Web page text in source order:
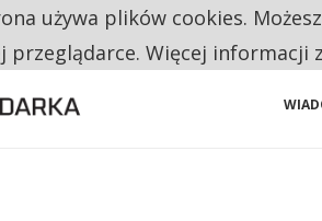
CHIN UDERZAJĄ W EUROPEJSKI
używa plików cookies.
przeglądarce. Więcej informacji